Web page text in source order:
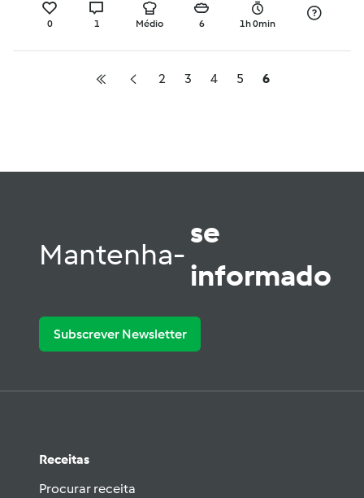
0 1 Médio 6 1h 0min
2 3 4 5 6
Mantenha-
se
informado
Subscrever Newsletter
Receitas
Procurar receita